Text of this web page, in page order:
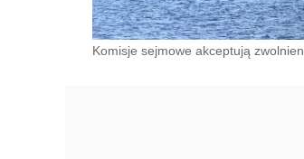
Komisje sejmowe akceptują